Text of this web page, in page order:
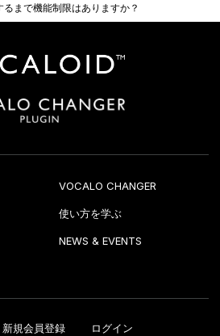
まで機能制限はありますか？
VOCALO CHANGER
使い方を学ぶ
NEWS & EVENTS
新規会員登録 ログイン